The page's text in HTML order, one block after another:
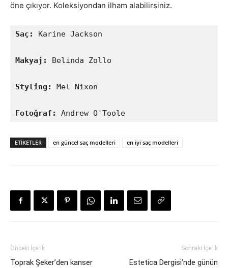
öne çıkıyor. Koleksiyondan ilham alabilirsiniz.
Saç: Karine Jackson
Makyaj: Belinda Zollo
Styling: Mel Nixon
Fotoğraf: Andrew O'Toole
ETIKETLER en güncel saç modelleri en iyi saç modelleri
Önceki İçerik
Toprak Şeker’den kanser
Sonraki İçerik
Estetica Dergisi’nde günün